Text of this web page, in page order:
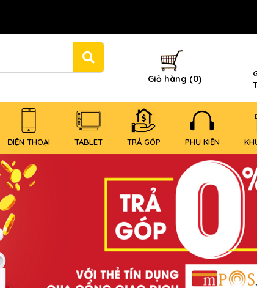
Giỏ hàng (0)
ĐIỆN THOẠI TABLET TRẢ GÓP PHỤ KIỆN